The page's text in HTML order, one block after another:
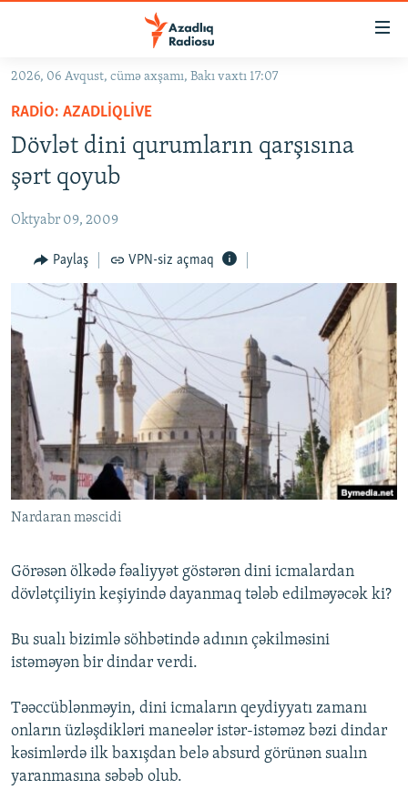
Əsas
qayıt
Əsas
qayıt
Axtarışa
GÜNDƏM
#İZAHLA
KORRUPSIOMETR
#ƏSLINDƏ
FƏRQƏ BAX
QANUNI DOĞRU
ARAŞDIRMA
MULTIMEDIA
FOTOQALEREYA
İNFOQRAFIKA
KARIKATURA
RADIO ARXIV
OXU ZALI
AZƏRBAYCAN ƏDƏBIYYATI KITABXANASI
İSLAM VƏ DEMOKRATIYA
İZ - MƏDƏNIYYƏT PROQRAMI
HAQQIMIZDA
MISSIYAMIZ
PEŞƏ ETIKASI VƏ JURNALISTIKA STANDARTLARIMIZ
MATERIALLARIMIZDAN ISTIFADƏ
AZADLIQRADIOSU MOBIL TELEFONUNUZDA
XƏBƏR BÜLLETENLƏRIMIZ
BIZI IZLƏ
RFE/RL-in bütün saytları
2026, 06 Avqust, cümə axşamı, Bakı vaxtı 17:07
RADIO: AZADLIQLIVE
Dövlət dini qurumların qarşısına
şərt qoyub
Oktyabr 09, 2009
Paylaş VPN-siz açmaq
Nardaran məscidi
Görəsən ölkədə fəaliyyət göstərən dini icmalardan
dövlətçiliyin keşiyində dayanmaq tələb edilməyəcək ki?
Bu sualı bizimlə söhbətində adının çəkilməsini
istəməyən bir dindar verdi.
Təəccüblənməyin, dini icmaların qeydiyyatı zamanı
onların üzləşdikləri maneələr istər-istəməz bəzi dindar
kəsimlərdə ilk baxışdan belə absurd görünən sualın
yaranmasına səbəb olub.